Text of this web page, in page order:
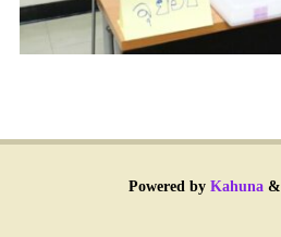
Powered byKahuna&